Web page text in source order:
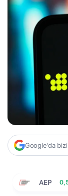
Google'da
AEP